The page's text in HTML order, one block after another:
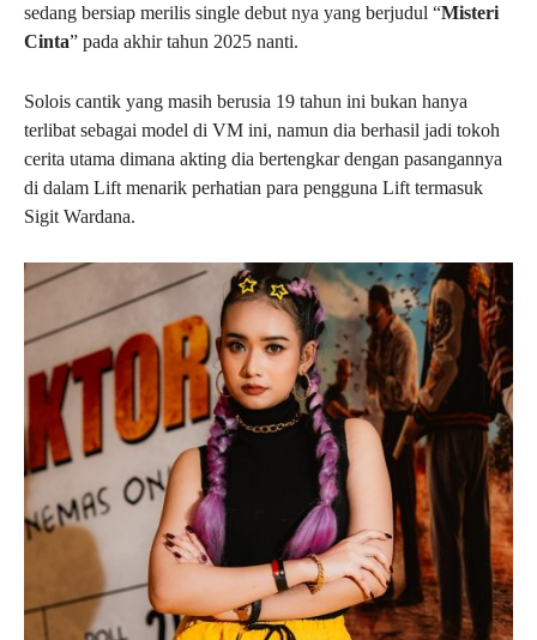
sedang bersiap merilis single debut nya yang berjudul “Misteri
Cinta” pada akhir tahun 2025 nanti.
Solois cantik yang masih berusia 19 tahun ini bukan hanya
terlibat sebagai model di VM ini, namun dia berhasil jadi tokoh
cerita utama dimana akting dia bertengkar dengan pasangannya
di dalam Lift menarik perhatian para pengguna Lift termasuk
Sigit Wardana.